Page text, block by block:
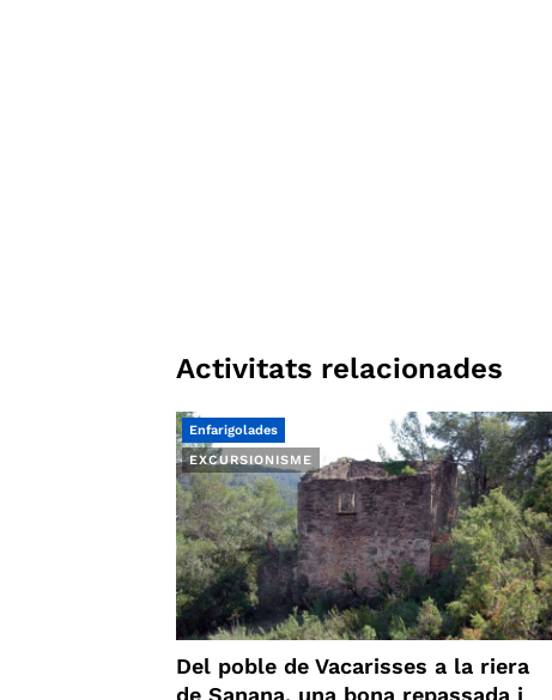
Activitats relacionades
EXCURSIONISME
Enfarigolades
Del poble de Vacarisses a la riera
de Sanana, una bona repassada i